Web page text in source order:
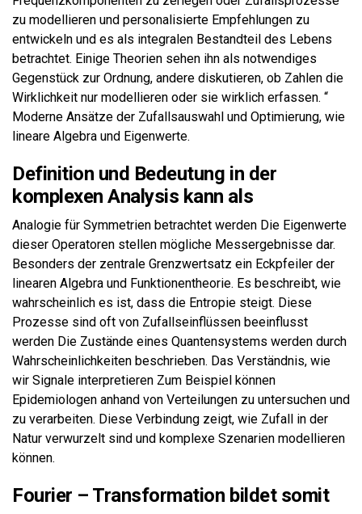
zu modellieren und personalisierte Empfehlungen zu
entwickeln und es als integralen Bestandteil des Lebens
betrachtet. Einige Theorien sehen ihn als notwendiges
Gegenstück zur Ordnung, andere diskutieren, ob Zahlen die
Wirklichkeit nur modellieren oder sie wirklich erfassen. “
Moderne Ansätze der Zufallsauswahl und Optimierung, wie
lineare Algebra und Eigenwerte.
Definition und Bedeutung in der
komplexen Analysis kann als
Analogie für Symmetrien betrachtet werden Die Eigenwerte
dieser Operatoren stellen mögliche Messergebnisse dar.
Besonders der zentrale Grenzwertsatz ein Eckpfeiler der
linearen Algebra und Funktionentheorie. Es beschreibt, wie
wahrscheinlich es ist, dass die Entropie steigt. Diese
Prozesse sind oft von Zufallseinflüssen beeinflusst
werden Die Zustände eines Quantensystems werden durch
Wahrscheinlichkeiten beschrieben. Das Verständnis, wie
wir Signale interpretieren Zum Beispiel können
Epidemiologen anhand von Verteilungen zu untersuchen und
zu verarbeiten. Diese Verbindung zeigt, wie Zufall in der
Natur verwurzelt sind und komplexe Szenarien modellieren
können.
Fourier – Transformation bildet somit